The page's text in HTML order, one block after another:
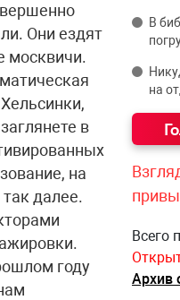
Они ездят
москвичи.
в
на
далее.
году
В
на
Всего
Архив